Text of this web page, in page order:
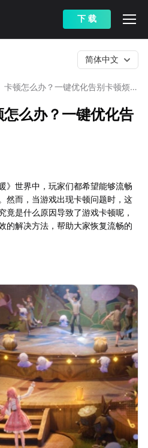
下 载
卡顿怎么办？一键优化告别卡顿烦
简体中文
怎么办？一键优化告
》世界中，玩家们都希望能够流畅
然而，当游戏出现卡顿问题时，这
竟是什么原因导致了游戏卡顿呢，
的解决方法，帮助大家恢复流畅的